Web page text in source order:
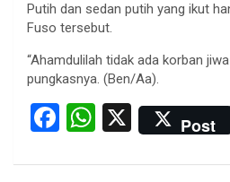
Putih dan sedan putih yang ikut
Fuso tersebut.
“Ahamdulilah tidak ada korban
pungkasnya. (Ben/Aa).
F
ce
W
at
X Post